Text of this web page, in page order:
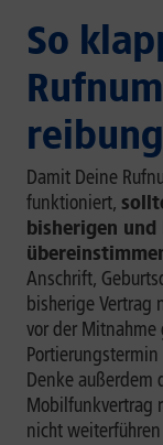
So
Damit Deine
funktioniert,
bisherigen
Anschrift,
bisherige Vertrag
vor der
Denke außerdem
Mobilfunkvertrag
nicht